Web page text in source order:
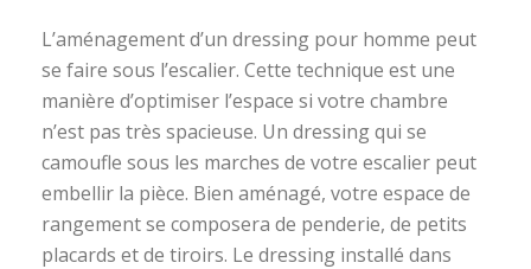
L’aménagement d’un dressing pour homme peut
se faire sous l’escalier. Cette technique est une
manière d’optimiser l’espace si votre chambre
n’est pas très spacieuse. Un dressing qui se
camoufle sous les marches de votre escalier peut
embellir la pièce. Bien aménagé, votre espace de
rangement se composera de penderie, de petits
placards et de tiroirs. Le dressing installé dans